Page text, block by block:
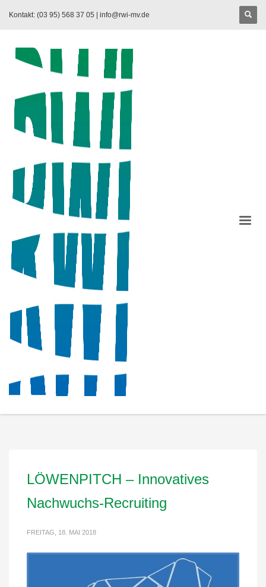
Kontakt: (03 95) 568 37 05 | info@rwi-mv.de
LÖWENPITCH – Innovatives
Nachwuchs-Recruiting
FREITAG, 18. MAI 2018